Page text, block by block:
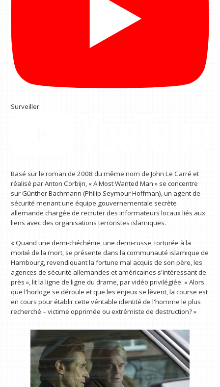
Surveiller
Basé sur le roman de 2008 du même nom de John Le Carré et
réalisé par Anton Corbijn, « A Most Wanted Man » se concentre
sur Günther Bachmann (Philip Seymour Hoffman), un agent de
sécurité menant une équipe gouvernementale secrète
allemande chargée de recruter des informateurs locaux liés aux
liens avec des organisations terroristes islamiques.
« Quand une demi-chéchénie, une demi-russe, torturée à la
moitié de la mort, se présente dans la communauté islamique de
Hambourg, revendiquant la fortune mal acquis de son père, les
agences de sécurité allemandes et américaines s'intéressant de
près », lit la ligne de ligne du drame, par vidéo privilégiée. « Alors
que l'horloge se déroule et que les enjeux se lèvent, la course est
en cours pour établir cette véritable identité de l'homme le plus
recherché – victime opprimée ou extrémiste de destruction? »